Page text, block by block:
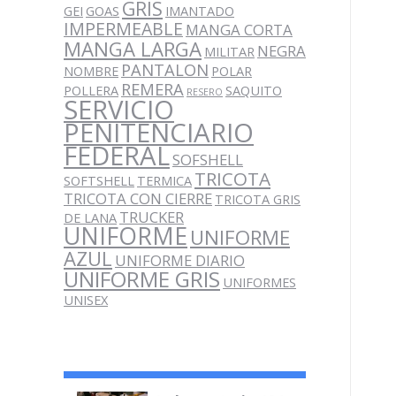
GEI GOAS GRIS IMANTADO
IMPERMEABLE MANGA CORTA
MANGA LARGA MILITAR NEGRA
NOMBRE PANTALON POLAR
POLLERA REMERA RESERO SAQUITO
SERVICIO
PENITENCIARIO
FEDERALSOFSHELL
SOFTSHELL TERMICA TRICOTA
TRICOTA CON CIERRE TRICOTA GRIS
DE LANA TRUCKER
UNIFORME UNIFORME
AZUL UNIFORME DIARIO
UNIFORME GRIS UNIFORMES
UNISEX